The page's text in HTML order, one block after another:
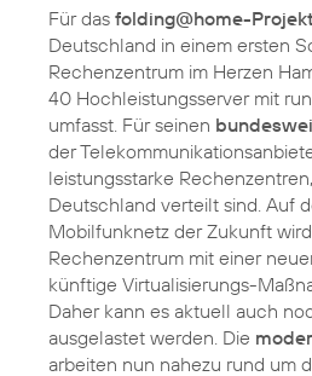
Für das folding@home-Projekt
Deutschland in einem ersten
Rechenzentrum im Herzen
40 Hochleistungsserver mit
umfasst. Für seinen
der
leistungsstarke
Deutschland verteilt sind. Auf
Mobilfunknetz der Zukunft
Rechenzentrum mit einer
künftige Virtualisierungs-
Daher kann es aktuell auch
ausgelastet werden. Die
arbeiten nun nahezu rund um